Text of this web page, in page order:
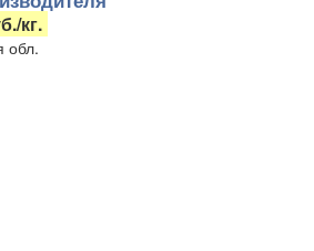
кг.
обл.